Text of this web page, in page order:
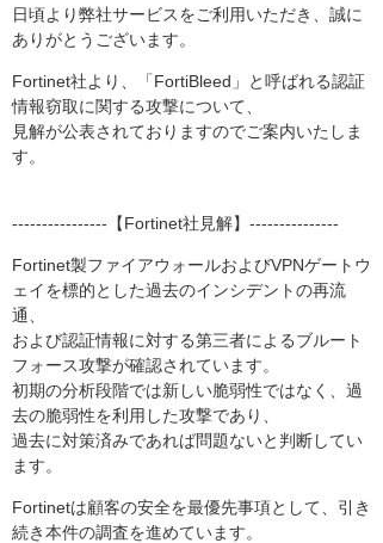
日頃より弊社サービスをご利用いただき、誠に
ありがとうございます。
Fortinet社より、「FortiBleed」と呼ばれる認証
情報窃取に関する攻撃について、
見解が公表されておりますのでご案内いたしま
す。
----------------【Fortinet社見解】---------------
Fortinet製ファイアウォールおよびVPNゲートウ
ェイを標的とした過去のインシデントの再流
通、
および認証情報に対する第三者によるブルート
フォース攻撃が確認されています。
初期の分析段階では新しい脆弱性ではなく、過
去の脆弱性を利用した攻撃であり、
過去に対策済みであれば問題ないと判断してい
ます。
Fortinetは顧客の安全を最優先事項として、引き
続き本件の調査を進めています。